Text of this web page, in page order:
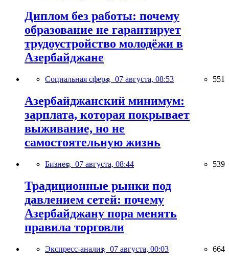
Диплом без работы: почему
образование не гарантирует
трудоустройство молодёжи в
Азербайджане
Социальная сфера, 07 августа, 08:53 551
Азербайджанский минимум:
зарплата, которая покрывает
выживание, но не
самостоятельную жизнь
Бизнес, 07 августа, 08:44 539
Традиционные рынки под
давлением сетей: почему
Азербайджану пора менять
правила торговли
Экспресс-анализ, 07 августа, 00:03 664